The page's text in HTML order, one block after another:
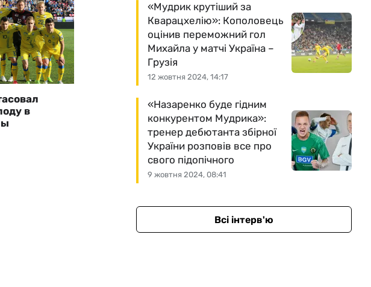
в
12 жовтня 2024, 14:17
«Мудрик крутіший за
Кварацхелію»: Кополовець
оцінив переможний гол
Михайла у матчі Україна –
Грузія
9 жовтня 2024, 08:41
«Назаренко буде гідним
конкурентом Мудрика»:
тренер дебютанта збірної
України розповів все про
свого підопічного
Всі інтерв'ю